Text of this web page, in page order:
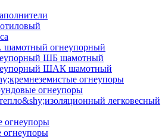
огнеупорный
ШБ шамотный
ШАК шамотный
огнеупоры
огнеупоры
легковесный
огнеупоры
огнеупоры